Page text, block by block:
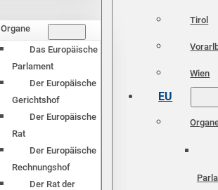
Organe
Das Europäische
Parlament
Der Europäische
Gerichtshof
Der Europäische
Rat
Der Europäische
Rechnungshof
Der Rat der
Tirol
Wien
EU